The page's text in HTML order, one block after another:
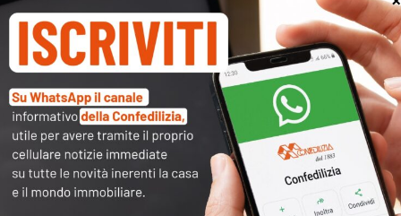
Menu
Condominio e sua
formazione
In ossequio al carattere necessario della
disciplina del condominio in presenza di parti
comuni e di proprietà esclusive nello stesso
stabile, in giurisprudenza è stato chiarito che la